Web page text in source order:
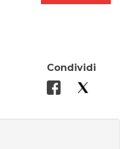
Condividi